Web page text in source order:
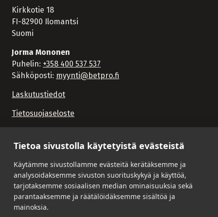
Tietoa sivustolla käytetyistä evästeistä
Käytämme sivustollamme evästeitä kerätäksemme ja
analysoidaksemme sivuston suorituskykyä ja käyttöä,
tarjotaksemme sosiaalisen median ominaisuuksia sekä
parantaaksemme ja räätälöidäksemme sisältöä ja
mainoksia.
Kirkkotie 18
FI-82900 Ilomantsi
Suomi
Jorma Mononen
Puhelin: +358 400 537 537
Sähköposti: myynti@betpro.fi
Laskutustiedot
Tietosuojaseloste